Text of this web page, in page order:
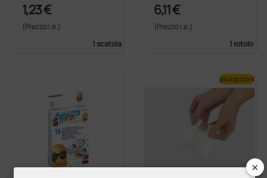
1,23 €
(Prezzo i.e.)
1 scatola
6,11 €
(Prezzo i.e.)
1 rotolo
più opzioni
×